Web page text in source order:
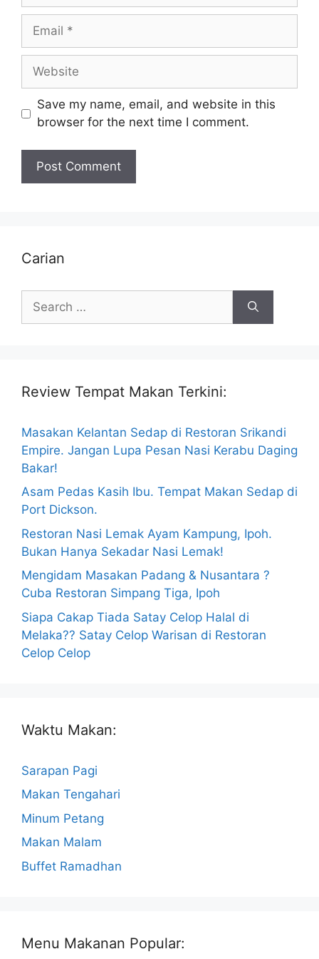
Email
Website
Save my name, email, and website in this
browser for the next time I comment.
Carian
for:
Review Tempat Makan Terkini:
Masakan Kelantan Sedap di Restoran Srikandi
Empire. Jangan Lupa Pesan Nasi Kerabu Daging
Bakar!
Asam Pedas Kasih Ibu. Tempat Makan Sedap di
Port Dickson.
Restoran Nasi Lemak Ayam Kampung, Ipoh.
Bukan Hanya Sekadar Nasi Lemak!
Mengidam Masakan Padang & Nusantara ?
Cuba Restoran Simpang Tiga, Ipoh
Siapa Cakap Tiada Satay Celop Halal di
Melaka?? Satay Celop Warisan di Restoran
Celop Celop
Waktu Makan:
Sarapan Pagi
Makan Tengahari
Minum Petang
Makan Malam
Buffet Ramadhan
Menu Makanan Popular: